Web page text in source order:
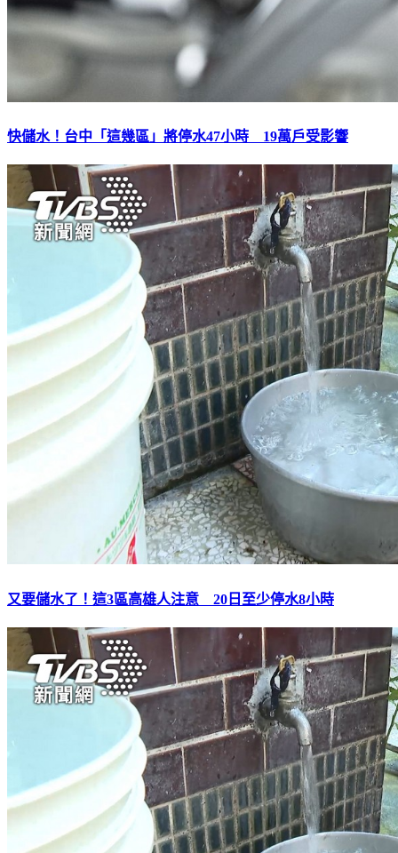
快儲水！台中「這幾區」將停水47小時 19萬戶受影響
又要儲水了！這3區高雄人注意 20日至少停水8小時